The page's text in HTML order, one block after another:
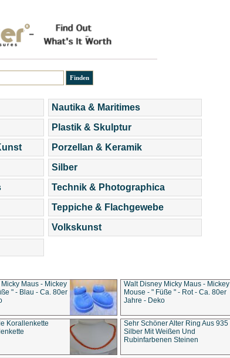
Nautika & Maritimes
Plastik & Skulptur
Porzellan & Keramik
Silber
Technik & Photographica
Teppiche & Flachgewebe
Volkskunst
Maus - Mickey
" - Blau - Ca. 80er
Walt Disney Micky Maus - Mickey
Mouse - " Füße " - Rot - Ca. 80er
Jahre - Deko
Korallenkette
Sehr Schöner Alter Ring Aus 935
Silber Mit Weißen Und
Rubinfarbenen Steinen